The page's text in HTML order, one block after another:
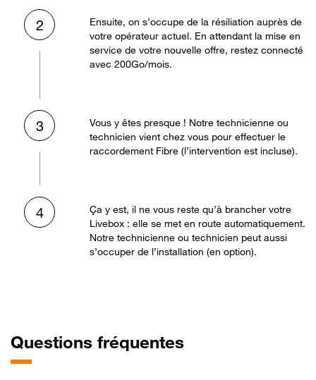
2
Ensuite, on s’occupe de la résiliation auprès de
votre opérateur actuel. En attendant la mise en
service de votre nouvelle offre, restez connecté
avec 200Go/mois.
3
Vous y êtes presque ! Notre technicienne ou
technicien vient chez vous pour effectuer le
raccordement Fibre (l’intervention est incluse).
4
Ça y est, il ne vous reste qu’à brancher votre
Livebox : elle se met en route automatiquement.
Notre technicienne ou technicien peut aussi
s’occuper de l’installation (en option).
Questions fréquentes